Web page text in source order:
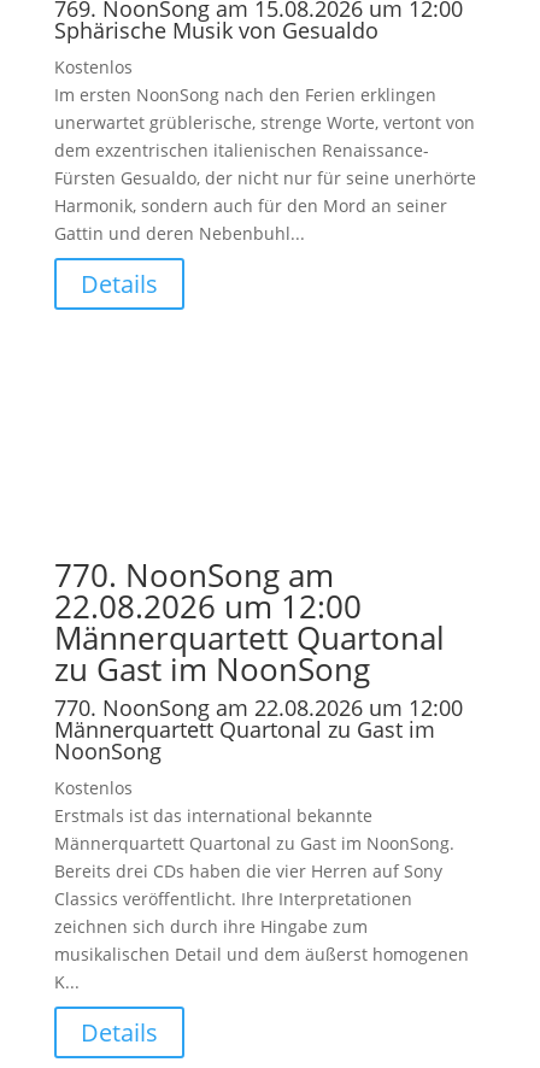
769. NoonSong am 15.08.2026 um 12:00
Sphärische Musik von Gesualdo
Kostenlos
Im ersten NoonSong nach den Ferien erklingen
unerwartet grüblerische, strenge Worte, vertont von
dem exzentrischen italienischen Renaissance-
Fürsten Gesualdo, der nicht nur für seine unerhörte
Harmonik, sondern auch für den Mord an seiner
Gattin und deren Nebenbuhl...
Details
770. NoonSong am
22.08.2026 um 12:00
Männerquartett Quartonal
zu Gast im NoonSong
770. NoonSong am 22.08.2026 um 12:00
Männerquartett Quartonal zu Gast im
NoonSong
Kostenlos
Erstmals ist das international bekannte
Männerquartett Quartonal zu Gast im NoonSong.
Bereits drei CDs haben die vier Herren auf Sony
Classics veröffentlicht. Ihre Interpretationen
zeichnen sich durch ihre Hingabe zum
musikalischen Detail und dem äußerst homogenen
K...
Details